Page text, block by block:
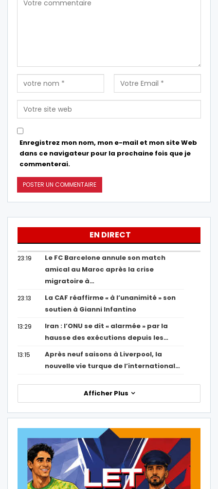
Enregistrez mon nom, mon e-mail et mon site Web
dans ce navigateur pour la prochaine fois que je
commenterai.
EN DIRECT
23:19
Le FC Barcelone annule son match
amical au Maroc après la crise
migratoire à…
23:13
La CAF réaffirme « à l’unanimité » son
soutien à Gianni Infantino
13:29
Iran : l’ONU se dit « alarmée » par la
hausse des exécutions depuis les…
13:15
Après neuf saisons à Liverpool, la
nouvelle vie turque de l’international…
Afficher Plus